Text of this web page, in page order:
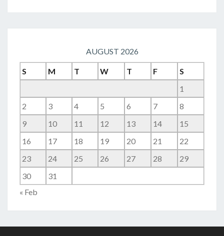
AUGUST 2026
S M T W T F
S
1
2
3 4 5 6 7
8
9
10 11 12 13 14
15
16
17 18 19 20 21
22
23
24 25 26 27 28
29
30
31
« Feb